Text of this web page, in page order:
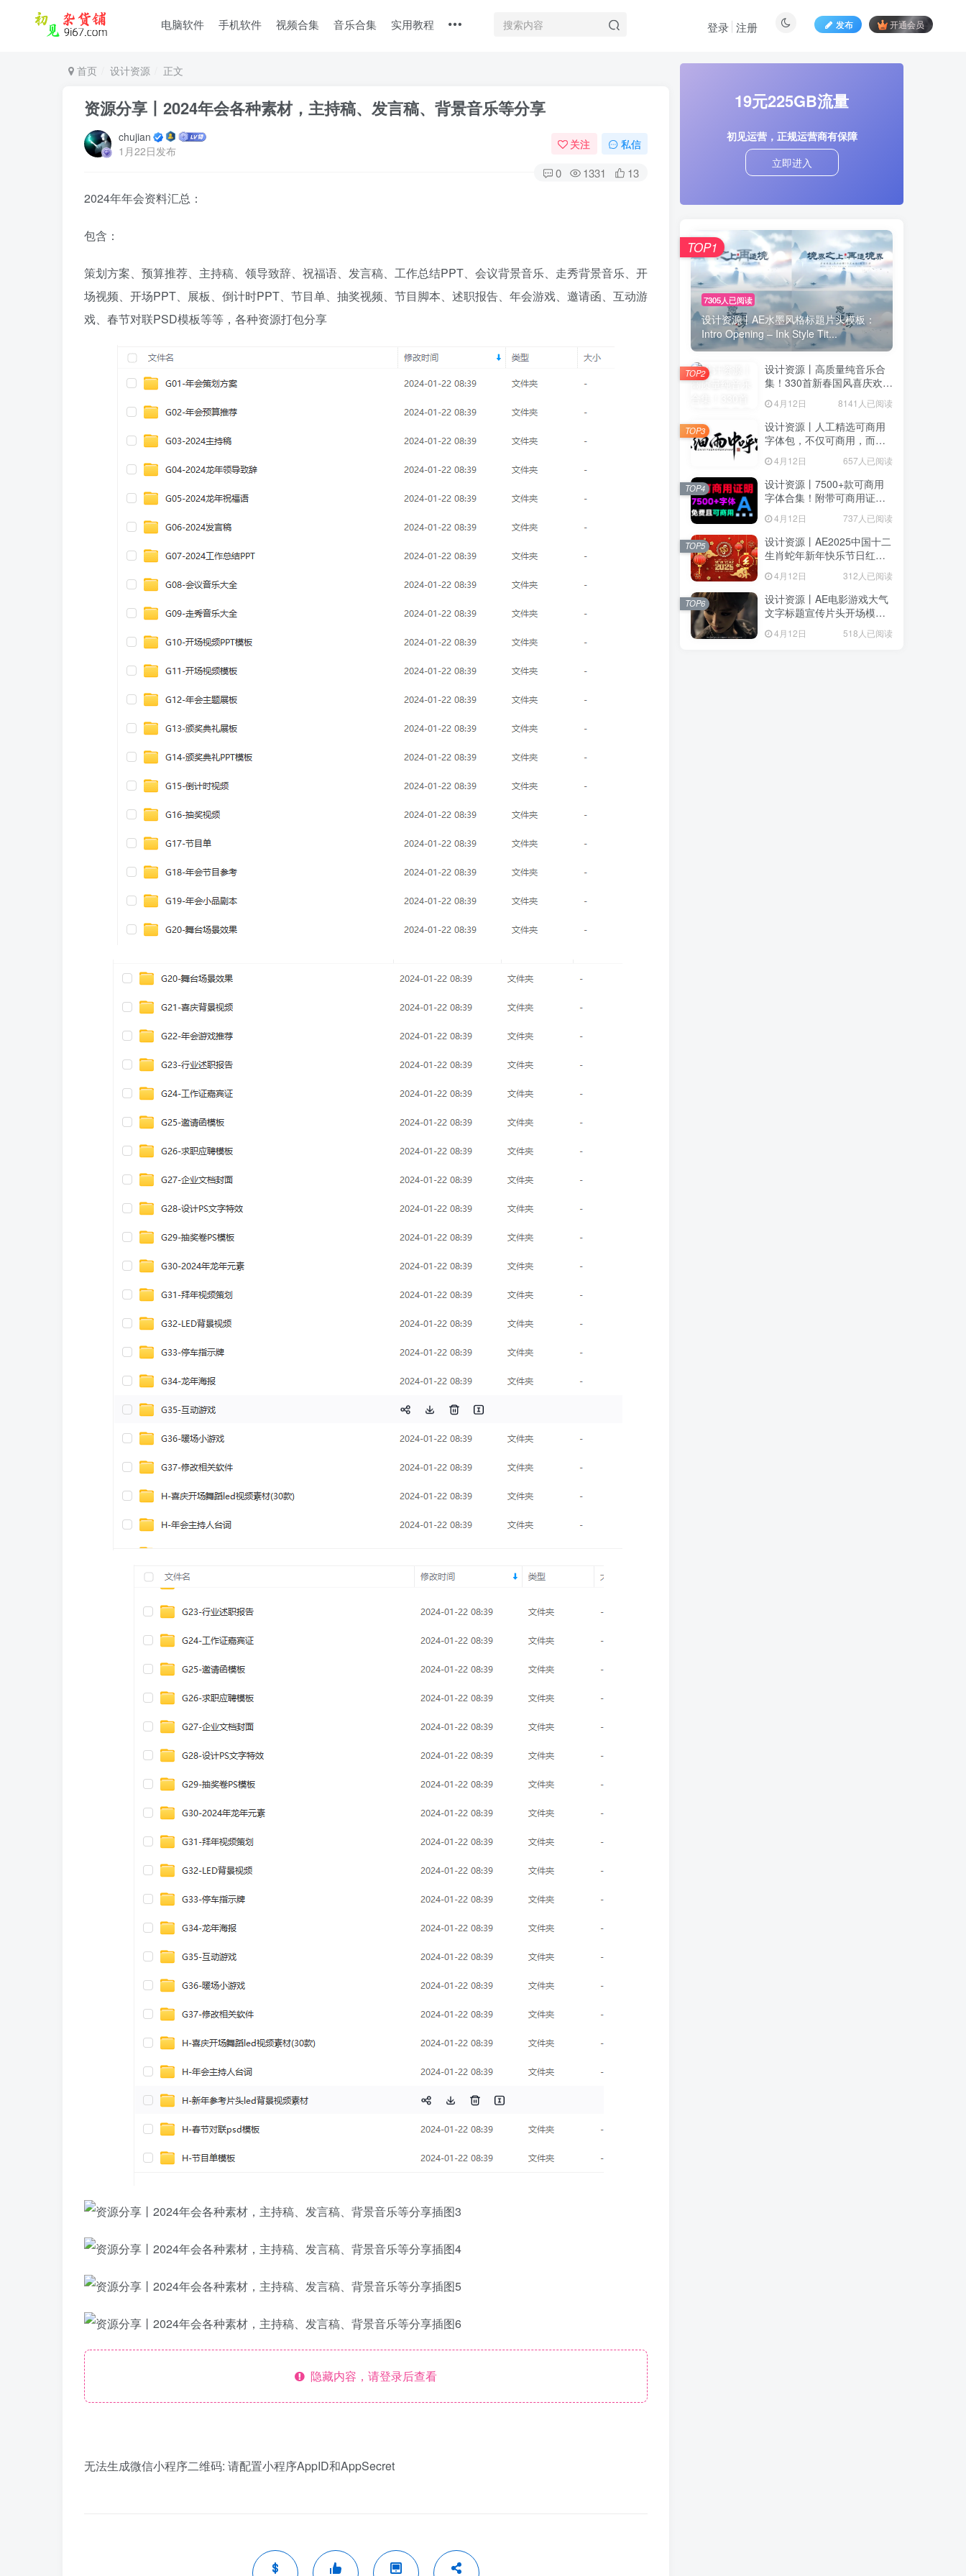
电脑软件 手机软件 视频合集 音乐合集 实用教程 发布 开通会员
登录 注册
首页 设计资源 正文
资源分享丨2024年会各种素材，主持稿、发言稿、背景音乐等分享
chujian
1月22日发布
关注 私信
0 1331 13
2024年年会资料汇总：
包含：
策划方案、预算推荐、主持稿、领导致辞、祝福语、发言稿、工作总结PPT、会议背景音乐、走秀背景音乐、开
场视频、开场PPT、展板、倒计时PPT、节目单、抽奖视频、节目脚本、述职报告、年会游戏、邀请函、互动游
戏、春节对联PSD模板等等，各种资源打包分享
隐藏内容，请登录后查看
无法生成微信小程序二维码: 请配置小程序AppID和AppSecret
19元225GB流量
初见运营，正规运营商有保障
立即进入
7305人已阅读
设计资源丨AE水墨风格标题片头模板：
Intro Opening – Ink Style Tit...
TOP1
设计资源丨高质量纯音乐合
集！330首新春国风喜庆欢庆
MP3格式
4月12日 8141人已阅读
TOP2
设计资源丨人工精选可商用
字体包，不仅可商用，而且
4月12日 657人已阅读
TOP3
设计资源丨7500+款可商用
字体合集！附带可商用证明
使用4月12日 737人已阅读
TOP4
设计资源丨AE2025中国十二
生肖蛇年新年快乐节日红色
4月12日 312人已阅读
TOP5
设计资源丨AE电影游戏大气
文字标题宣传片头开场模版
4月12日 518人已阅读
TOP6
扫码登录
使用其它方式登录或 注册
隐私声明